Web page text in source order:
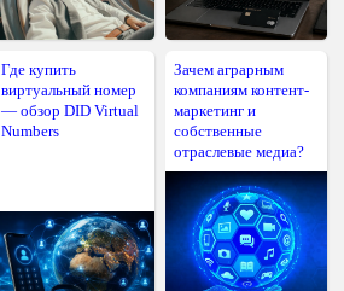
Где купить
виртуальный номер
— обзор DID Virtual
Numbers
Зачем аграрным
компаниям контент-
маркетинг и
собственные
отраслевые медиа?